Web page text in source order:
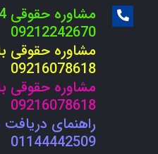
مشاوره حقوقی 24 ساعته:
09212242670
مشاوره حقوقی
09216078618
مشاوره حقوقی
09216078618
راهنمای
01144442509